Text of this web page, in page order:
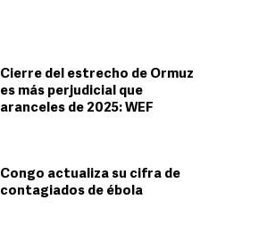
Cierre del estrecho de Ormuz
es más perjudicial que
aranceles de 2025: WEF
Congo actualiza su cifra de
contagiados de ébola